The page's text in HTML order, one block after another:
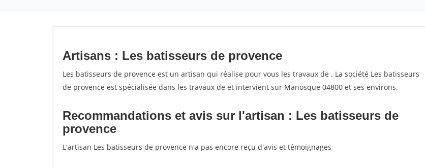
Artisans : Les batisseurs de provence
Les batisseurs de provence est un artisan qui réalise pour vous les travaux de . La société Les batisseurs
de provence est spécialisée dans les travaux de et intervient sur Manosque 04800 et ses environs.
Recommandations et avis sur l'artisan : Les batisseurs de
provence
L'artisan Les batisseurs de provence n'a pas encore reçu d'avis et témoignages